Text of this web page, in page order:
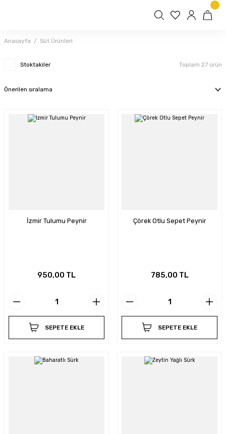
Anasayfa Süt Ürünleri
Stoktakiler Toplam 27 ürün
İzmir Tulumu Peynir
950,00 TL
SEPETE EKLE
Çörek Otlu Sepet Peynir
785,00 TL
SEPETE EKLE